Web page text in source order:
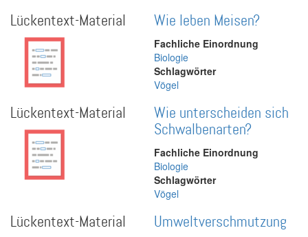
Lückentext-Material Wie leben Meisen?
Fachliche Einordnung
Biologie
Schlagwörter
Vögel
Lückentext-Material
Wie unterscheiden sich
Schwalbenarten?
Fachliche Einordnung
Biologie
Schlagwörter
Vögel
Lückentext-Material Umweltverschmutzung